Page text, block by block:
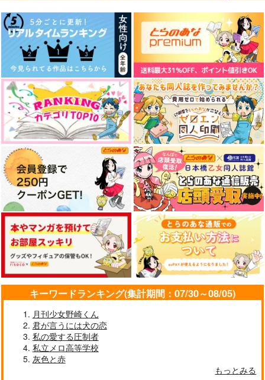
キーワードランキング(集計期間：07/30～08/05)
月刊少女野崎くん
君が言うには犬の恋
私の愛する圧制者
私立メロ高等学校
灰色と赤
もっとみる